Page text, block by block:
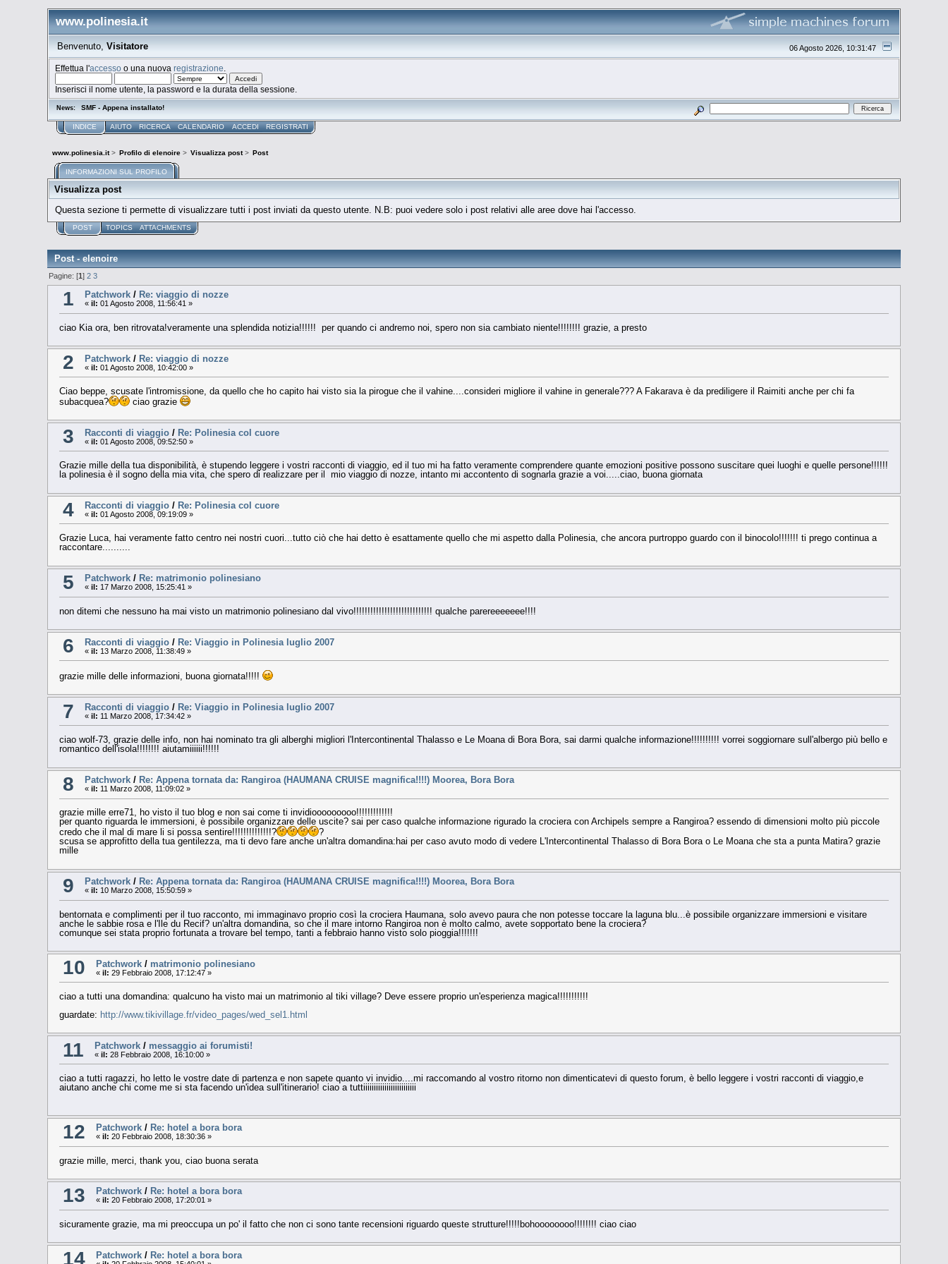
www.polinesia.it
06 Agosto 2026, 10:31:47
Benvenuto, Visitatore
Effettua l'accesso o una nuovaregistrazione
Inserisci il nome utente, la password e la durata della sessione.
News: SMF - Appena installato!
INDICE AIUTO RICERCA CALENDARIO ACCEDI REGISTRATI
www.polinesia.it> Profilo di elenoire> Visualizza post> Post
INFORMAZIONI SUL PROFILO
Visualizza post
Questa sezione ti permette di visualizzare tutti i post inviati da questo utente. N.B: puoi vedere solo i post relativi alle aree dove hai l'accesso.
POST TOPICS ATTACHMENTS
Post - elenoire
Pagine: [1]2 3
1 Patchwork/ Re: viaggio di nozze
« il: 01 Agosto 2008, 11:56:41 »
ciao Kia ora, ben ritrovata!veramente una splendida notizia!!!!!! per quando ci andremo noi, spero non sia cambiato niente!!!!!!!! grazie, a presto
2 Patchwork/ Re: viaggio di nozze
« il: 01 Agosto 2008, 10:42:00 »
Ciao beppe, scusate l'intromissione, da quello che ho capito hai visto sia la pirogue che il vahine....consideri migliore il vahine in generale??? A Fakarava è da prediligere il Raimiti anche per chi fa
subacquea?
ciao grazie
3 Racconti di viaggio/ Re: Polinesia col cuore
« il: 01 Agosto 2008, 09:52:50 »
Grazie mille della tua disponibilità, è stupendo leggere i vostri racconti di viaggio, ed il tuo mi ha fatto veramente comprendere quante emozioni positive possono suscitare quei luoghi e quelle persone!!!!!!
la polinesia è il sogno della mia vita, che spero di realizzare per il mio viaggio di nozze, intanto mi accontento di sognarla grazie a voi.....ciao, buona giornata
4 Racconti di viaggio/ Re: Polinesia col cuore
« il: 01 Agosto 2008, 09:19:09 »
Grazie Luca, hai veramente fatto centro nei nostri cuori...tutto ciò che hai detto è esattamente quello che mi aspetto dalla Polinesia, che ancora purtroppo guardo con il binocolo!!!!!!! ti prego continua a
raccontare..........
5 Patchwork/ Re: matrimonio polinesiano
« il: 17 Marzo 2008, 15:25:41 »
non ditemi che nessuno ha mai visto un matrimonio polinesiano dal vivo!!!!!!!!!!!!!!!!!!!!!!!!!!!! qualche parereeeeeee!!!!
6 Racconti di viaggio/ Re: Viaggio in Polinesia luglio 2007
« il: 13 Marzo 2008, 11:38:49 »
grazie mille delle informazioni, buona giornata!!!!!
7 Racconti di viaggio/ Re: Viaggio in Polinesia luglio 2007
« il: 11 Marzo 2008, 17:34:42 »
ciao wolf-73, grazie delle info, non hai nominato tra gli alberghi migliori l'Intercontinental Thalasso e Le Moana di Bora Bora, sai darmi qualche informazione!!!!!!!!!! vorrei soggiornare sull'albergo più bello e
romantico dell'isola!!!!!!!! aiutamiiiiii!!!!!!
8 Patchwork/ Re: Appena tornata da: Rangiroa (HAUMANA CRUISE magnifica!!!!) Moorea, Bora Bora
« il: 11 Marzo 2008, 11:09:02 »
grazie mille erre71, ho visto il tuo blog e non sai come ti invidiooooooooo!!!!!!!!!!!!!
per quanto riguarda le immersioni, è possibile organizzare delle uscite? sai per caso qualche informazione rigurado la crociera con Archipels sempre a Rangiroa? essendo di dimensioni molto più piccole
credo che il mal di mare li si possa sentire!!!!!!!!!!!!!!?
?
scusa se approfitto della tua gentilezza, ma ti devo fare anche un'altra domandina:hai per caso avuto modo di vedere L'Intercontinental Thalasso di Bora Bora o Le Moana che sta a punta Matira? grazie
mille
9 Patchwork/ Re: Appena tornata da: Rangiroa (HAUMANA CRUISE magnifica!!!!) Moorea, Bora Bora
« il: 10 Marzo 2008, 15:50:59 »
bentornata e complimenti per il tuo racconto, mi immaginavo proprio così la crociera Haumana, solo avevo paura che non potesse toccare la laguna blu...è possibile organizzare immersioni e visitare
anche le sabbie rosa e l'Ile du Recif? un'altra domandina, so che il mare intorno Rangiroa non è molto calmo, avete sopportato bene la crociera?
comunque sei stata proprio fortunata a trovare bel tempo, tanti a febbraio hanno visto solo pioggia!!!!!!!
10 Patchwork/ matrimonio polinesiano
« il: 29 Febbraio 2008, 17:12:47 »
ciao a tutti una domandina: qualcuno ha visto mai un matrimonio al tiki village? Deve essere proprio un'esperienza magica!!!!!!!!!!!
guardate: http://www.tikivillage.fr/video_pages/wed_sel1.html
11 Patchwork/ messaggio ai forumisti!
« il: 28 Febbraio 2008, 16:10:00 »
ciao a tutti ragazzi, ho letto le vostre date di partenza e non sapete quanto vi invidio....mi raccomando al vostro ritorno non dimenticatevi di questo forum, è bello leggere i vostri racconti di viaggio,e
aiutano anche chi come me si sta facendo un'idea sull'itinerario! ciao a tuttiiiiiiiiiiiiiiiiiiiiiiiii
12 Patchwork/ Re: hotel a bora bora
« il: 20 Febbraio 2008, 18:30:36 »
grazie mille, merci, thank you, ciao buona serata
13 Patchwork/ Re: hotel a bora bora
« il: 20 Febbraio 2008, 17:20:01 »
sicuramente grazie, ma mi preoccupa un po' il fatto che non ci sono tante recensioni riguardo queste strutture!!!!!bohoooooooo!!!!!!!! ciao ciao
14 Patchwork/ Re: hotel a bora bora